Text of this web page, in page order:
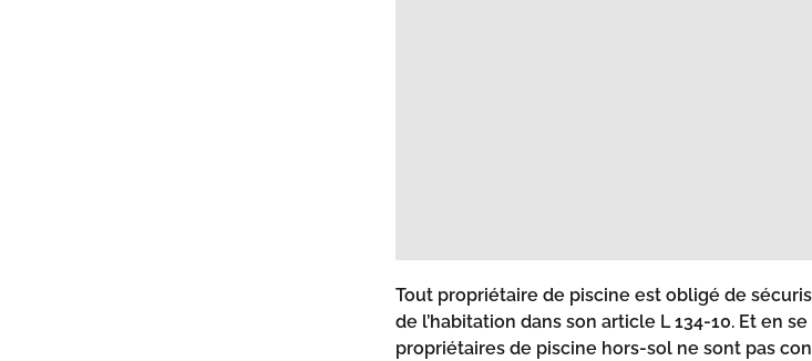
Tout propriétaire de piscine est obligé de
de l’habitation dans son article L 134-10. Et en
propriétaires de piscine hors-sol ne sont pas